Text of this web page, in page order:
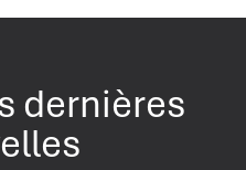
dernières